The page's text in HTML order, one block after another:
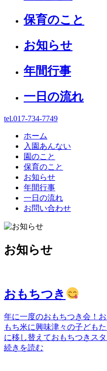
保育のこと
お知らせ
年間行事
一日の流れ
tel.017-734-7749
ホーム
入園あんない
園のこと
保育のこと
お知らせ
年間行事
一日の流れ
お問い合わせ
お知らせ
おもちつき
年に一度のおもちつき会！
もち米に興味津々の子ども
に移し替えておもちつきス
続きを読む